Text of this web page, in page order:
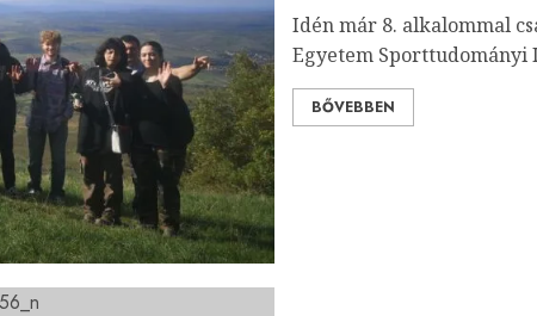
Idén már 8. alkalommal
Egyetem Sporttudományi
BŐVEBBEN